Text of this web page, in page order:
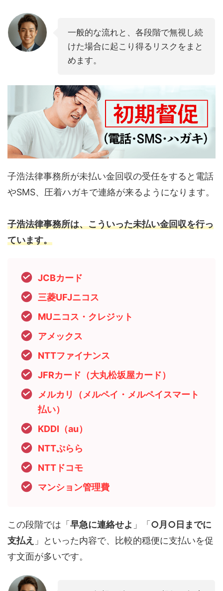
一般的な流れと、各段階で無視し続
けた場合に起こり得るリスクをまと
めます。
子浩法律事務所が未払い金回収の受任をすると電話
やSMS、圧着ハガキで連絡が来るようになります。
子浩法律事務所は、こういった未払い金回収を行っ
ています。
JCBカード
三菱UFJニコス
MUニコス・クレジット
アメックス
NTTファイナンス
JFRカード（大丸松坂屋カード）
メルカリ（メルペイ・メルペイスマート
払い）
KDDI（au）
NTTぷらら
NTTドコモ
マンション管理費
この段階では「 早急に連絡せよ 」「 ○月○日までに
支払え 」といった内容で、比較的穏便に支払いを促
す文面が多いです。